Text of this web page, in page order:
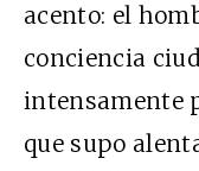
acento: el
conciencia
intensamente
que supo